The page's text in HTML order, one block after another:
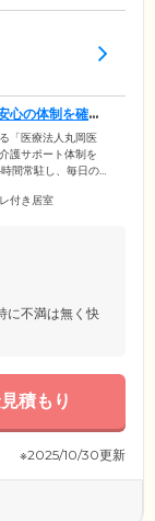
心の体制を確立
「医療法人丸岡医
護サポート体制を
間常駐し、毎日の
をうかがいます。
ださい。
付き居室
に不満は無く快
積もり
※2025/10/30更新